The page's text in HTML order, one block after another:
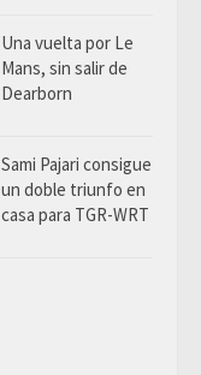
Una vuelta por Le
Mans, sin salir de
Dearborn
Sami Pajari consigue
un doble triunfo en
casa para TGR-WRT